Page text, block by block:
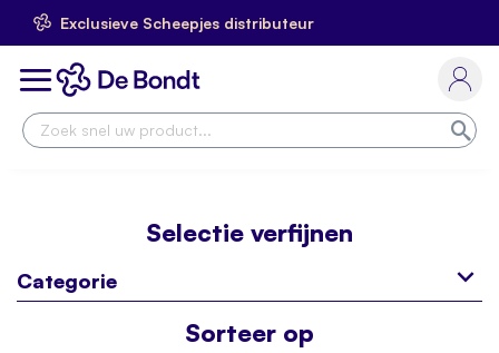
Exclusieve Scheepjes distributeur
Ga
naar
de
Toggle
Selectie verfijnen
Categorie
Sorteer op